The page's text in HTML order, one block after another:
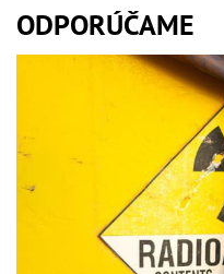
ODPORÚČAME